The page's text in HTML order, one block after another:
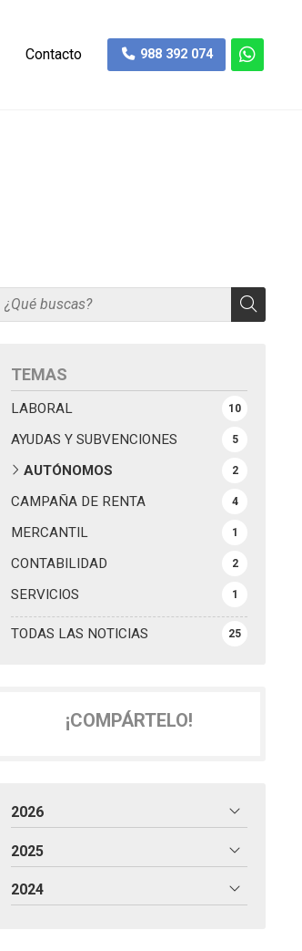
Contacto 988 392 074
TEMAS
TODAS LAS NOTICIAS 25
LABORAL 10
AYUDAS Y SUBVENCIONES 5
AUTÓNOMOS 2
CAMPAÑA DE RENTA 4
MERCANTIL 1
CONTABILIDAD 2
SERVICIOS 1
¡COMPÁRTELO!
2026
2025
2024